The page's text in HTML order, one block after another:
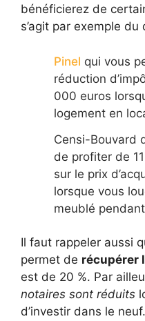
bénéficierez de
s’agit par exemple du
Pinel qui vous
réduction
000 euros
logement en
Censi-Bouvard
de profiter de
sur le prix
lorsque vous
meublé
Il faut rappeler aussi
permet de récupérer
est de 20 %. Par
notaires sont réduits
d’investir dans le neuf.